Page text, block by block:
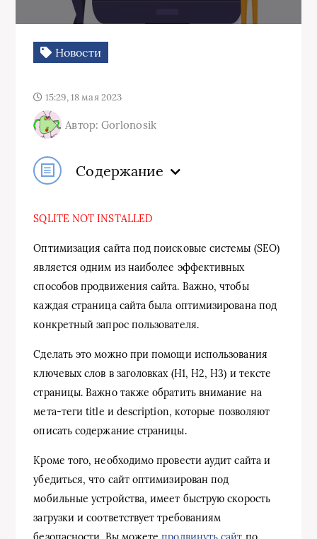
Новости
15:29, 18 мая 2023
Автор: Gorlonosik
Содержание
SQLITE NOT INSTALLED
Оптимизация сайта под поисковые системы (SEO)
является одним из наиболее эффективных
способов продвижения сайта. Важно, чтобы
каждая страница сайта была оптимизирована под
конкретный запрос пользователя.
Сделать это можно при помощи использования
ключевых слов в заголовках (H1, H2, H3) и тексте
страницы. Важно также обратить внимание на
мета-теги title и description, которые позволяют
описать содержание страницы.
Кроме того, необходимо провести аудит сайта и
убедиться, что сайт оптимизирован под
мобильные устройства, имеет быструю скорость
загрузки и соответствует требованиям